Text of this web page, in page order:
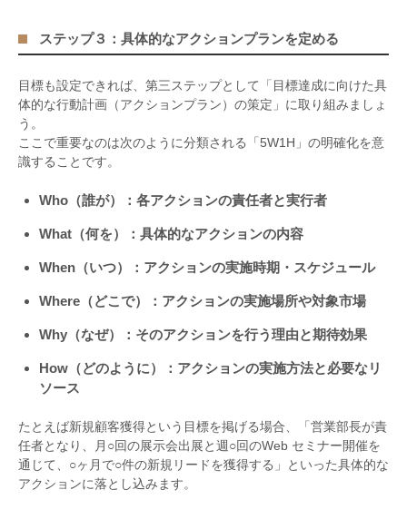
ステップ３：具体的なアクションプランを定める
目標も設定できれば、第三ステップとして「目標達成に向けた具
体的な行動計画（アクションプラン）の策定」に取り組みましょ
う。
ここで重要なのは次のように分類される「 5W1H 」の明確化を意
識することです。
Who（誰が）：各アクションの責任者と実行者
What（何を）：具体的なアクションの内容
When（いつ）：アクションの実施時期・スケジュール
Where（どこで）：アクションの実施場所や対象市場
Why（なぜ）：そのアクションを行う理由と期待効果
How（どのように）：アクションの実施方法と必要なリ
ソース
たとえば新規顧客獲得という目標を掲げる場合、「営業部長が責
任者となり、月○回の展示会出展と週○回のWeb セミナー開催を
通じて、○ヶ月で○件の新規リードを獲得する」といった具体的な
アクションに落とし込みます。